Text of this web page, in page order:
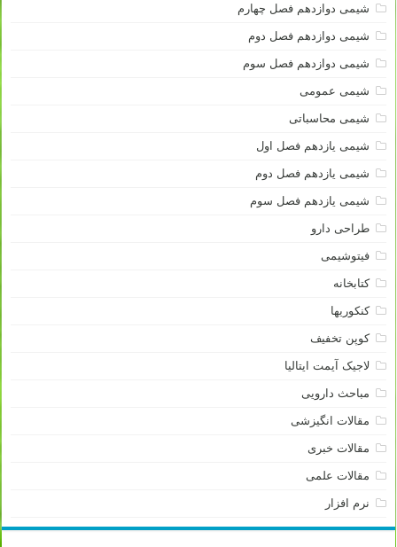
شیمی دوازدهم فصل چهارم
شیمی دوازدهم فصل دوم
شیمی دوازدهم فصل سوم
شیمی عمومی
شیمی محاسباتی
شیمی یازدهم فصل اول
شیمی یازدهم فصل دوم
شیمی یازدهم فصل سوم
طراحی دارو
فیتوشیمی
کتابخانه
کنکوریها
کوپن تخفیف
لاجیک آیمت ایتالیا
مباحث دارویی
مقالات انگیزشی
مقالات خبری
مقالات علمی
نرم افزار